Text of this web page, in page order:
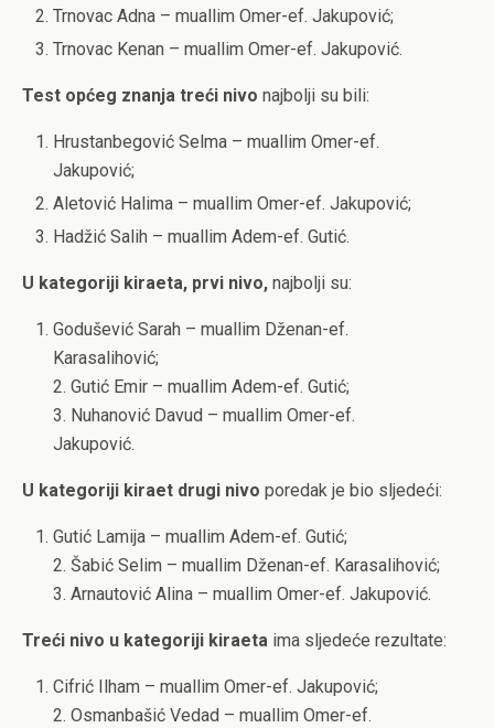
Trnovac Adna – muallim Omer-ef. Jakupović;
Trnovac Kenan – muallim Omer-ef. Jakupović.
Test općeg znanja treći nivo najbolji su bili:
Hrustanbegović Selma – muallim Omer-ef.
Jakupović;
Aletović Halima – muallim Omer-ef. Jakupović;
Hadžić Salih – muallim Adem-ef. Gutić.
U kategoriji kiraeta, prvi nivo, najbolji su:
Godušević Sarah – muallim Dženan-ef.
Karasalihović;
2. Gutić Emir – muallim Adem-ef. Gutić;
3. Nuhanović Davud – muallim Omer-ef.
Jakupović.
U kategoriji kiraet drugi nivo poredak je bio sljedeći:
Gutić Lamija – muallim Adem-ef. Gutić;
2. Šabić Selim – muallim Dženan-ef. Karasalihović;
3. Arnautović Alina – muallim Omer-ef. Jakupović.
Treći nivo u kategoriji kiraeta ima sljedeće rezultate:
Cifrić Ilham – muallim Omer-ef. Jakupović;
2. Osmanbašić Vedad – muallim Omer-ef.